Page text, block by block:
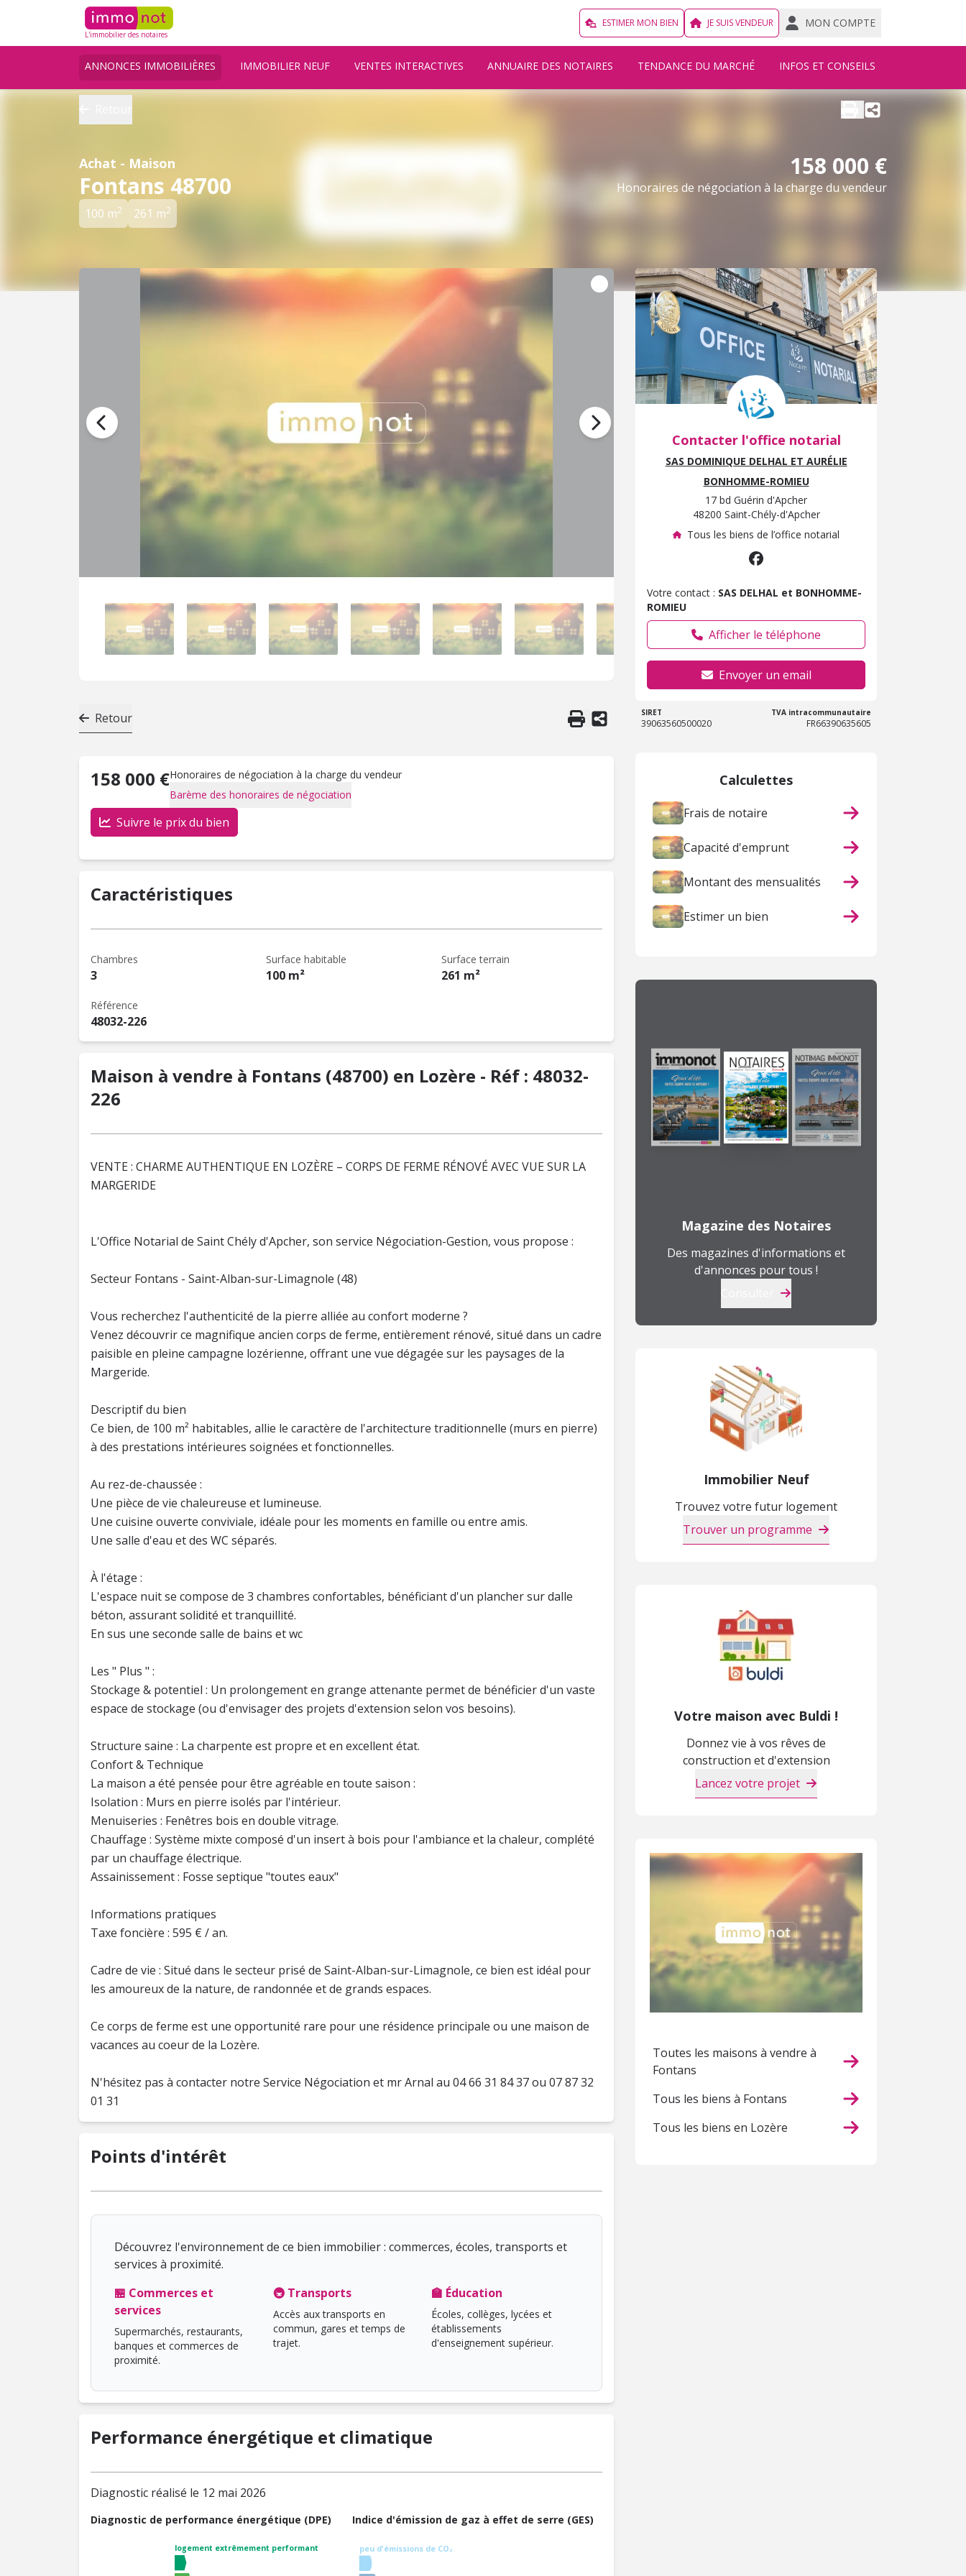
L'immobilier des notaires
ESTIMER MON BIEN JE SUIS VENDEUR MON COMPTE
ANNONCES IMMOBILIÈRES IMMOBILIER NEUF VENTES INTERACTIVES ANNUAIRE DES NOTAIRES TENDANCE DU MARCHÉ INFOS ET CONSEILS
Achat - Maison
Fontans 48700
100 m2 261 m2
158 000 €
Honoraires de négociation à la charge du vendeur
Retour
158 000 €Honoraires de négociation à la charge du vendeur
Barème des honoraires de négociation
Suivre le prix du bien
Caractéristiques
Chambres
3
Surface habitable
100 m²
Surface terrain
261 m²
Référence
48032-226
Maison à vendre à Fontans (48700) en Lozère - Réf : 48032-
226
VENTE : CHARME AUTHENTIQUE EN LOZÈRE – CORPS DE FERME RÉNOVÉ AVEC VUE SUR LA
MARGERIDE
L'Office Notarial de Saint Chély d'Apcher, son service Négociation-Gestion, vous propose :
Secteur Fontans - Saint-Alban-sur-Limagnole (48)
Vous recherchez l'authenticité de la pierre alliée au confort moderne ?
Venez découvrir ce magnifique ancien corps de ferme, entièrement rénové, situé dans un cadre
paisible en pleine campagne lozérienne, offrant une vue dégagée sur les paysages de la
Margeride.
Descriptif du bien
Ce bien, de 100 m² habitables, allie le caractère de l'architecture traditionnelle (murs en pierre)
à des prestations intérieures soignées et fonctionnelles.
Au rez-de-chaussée :
Une pièce de vie chaleureuse et lumineuse.
Une cuisine ouverte conviviale, idéale pour les moments en famille ou entre amis.
Une salle d'eau et des WC séparés.
À l'étage :
L'espace nuit se compose de 3 chambres confortables, bénéficiant d'un plancher sur dalle
béton, assurant solidité et tranquillité.
En sus une seconde salle de bains et wc
Les " Plus " :
Stockage & potentiel : Un prolongement en grange attenante permet de bénéficier d'un vaste
espace de stockage (ou d'envisager des projets d'extension selon vos besoins).
Structure saine : La charpente est propre et en excellent état.
Confort & Technique
La maison a été pensée pour être agréable en toute saison :
Isolation : Murs en pierre isolés par l'intérieur.
Menuiseries : Fenêtres bois en double vitrage.
Chauffage : Système mixte composé d'un insert à bois pour l'ambiance et la chaleur, complété
par un chauffage électrique.
Assainissement : Fosse septique "toutes eaux"
Informations pratiques
Taxe foncière : 595 € / an.
Cadre de vie : Situé dans le secteur prisé de Saint-Alban-sur-Limagnole, ce bien est idéal pour
les amoureux de la nature, de randonnée et de grands espaces.
Ce corps de ferme est une opportunité rare pour une résidence principale ou une maison de
vacances au coeur de la Lozère.
N'hésitez pas à contacter notre Service Négociation et mr Arnal au 04 66 31 84 37 ou 07 87 32
01 31
Points d'intérêt
Découvrez l'environnement de ce bien immobilier : commerces, écoles, transports et
services à proximité.
🏪 Commerces et
services
Supermarchés, restaurants,
banques et commerces de
proximité.
🚇 Transports
Accès aux transports en
commun, gares et temps de
trajet.
🏫 Éducation
Écoles, collèges, lycées et
établissements
d'enseignement supérieur.
Performance énergétique et climatique
Diagnostic réalisé le 12 mai 2026
Diagnostic de performance énergétique (DPE)
logement extrêmement performant
Indice d'émission de gaz à effet de serre (GES)
peu d'émissions de CO₂
Contacter l'office notarial
SAS DOMINIQUE DELHAL ET AURÉLIE
BONHOMME-ROMIEU
17 bd Guérin d'Apcher
48200 Saint-Chély-d'Apcher
Tous les biens de l’office notarial
Votre contact : SAS DELHAL et BONHOMME-
ROMIEU
Afficher le téléphone
Envoyer un email
SIRET
39063560500020
TVA intracommunautaire
FR66390635605
Calculettes
Frais de notaire
Capacité d'emprunt
Montant des mensualités
Estimer un bien
Magazine des Notaires
Des magazines d'informations et
d'annonces pour tous !
Immobilier Neuf
Trouvez votre futur logement
Trouver un programme
Votre maison avec Buldi !
Donnez vie à vos rêves de
construction et d'extension
Lancez votre projet
Toutes les maisons à vendre à
Fontans
Tous les biens à Fontans
Tous les biens en Lozère